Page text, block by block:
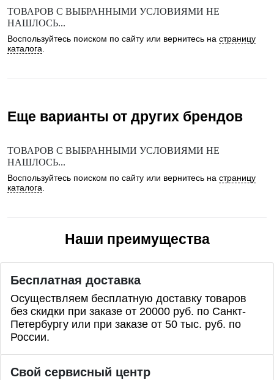
ТОВАРОВ С ВЫБРАННЫМИ УСЛОВИЯМИ НЕ
НАШЛОСЬ...
Воспользуйтесь поиском по сайту или вернитесь на страницу
каталога
Еще варианты от других брендов
ТОВАРОВ С ВЫБРАННЫМИ УСЛОВИЯМИ НЕ
НАШЛОСЬ...
Воспользуйтесь поиском по сайту или вернитесь на страницу
каталога
Наши преимущества
Бесплатная доставка
Осуществляем бесплатную доставку товаров
без скидки при заказе от 20000 руб. по Санкт-
Петербургу или при заказе от 50 тыс. руб. по
России.
Свой сервисный центр